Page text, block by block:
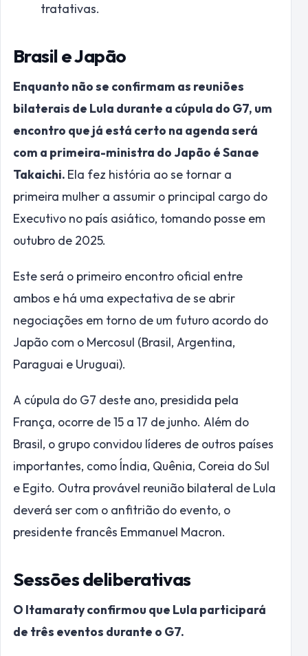
tratativas.
Brasil e Japão
Enquanto não se confirmam as reuniões
bilaterais de Lula durante a cúpula do G7, um
encontro que já está certo na agenda será
com a primeira-ministra do Japão é Sanae
Takaichi. Ela fez história ao se tornar a
primeira mulher a assumir o principal cargo do
Executivo no país asiático, tomando posse em
outubro de 2025.
Este será o primeiro encontro oficial entre
ambos e há uma expectativa de se abrir
negociações em torno de um futuro acordo do
Japão com o Mercosul (Brasil, Argentina,
Paraguai e Uruguai).
A cúpula do G7 deste ano, presidida pela
França, ocorre de 15 a 17 de junho. Além do
Brasil, o grupo convidou líderes de outros países
importantes, como Índia, Quênia, Coreia do Sul
e Egito. Outra provável reunião bilateral de Lula
deverá ser com o anfitrião do evento, o
presidente francês Emmanuel Macron.
Sessões deliberativas
O Itamaraty confirmou que Lula participará
de três eventos durante o G7.